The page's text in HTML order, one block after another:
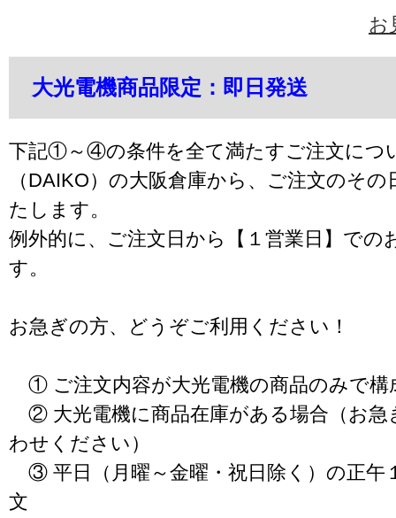
お
大光電機商品限定：即日発送
下記①～④の条件を全て満たすご注文につ
（DAIKO）の大阪倉庫から、ご注文のそ
たします。
例外的に、ご注文日から【１営業日】での
す。
お急ぎの方、どうぞご利用ください！
① ご注文内容が大光電機の商品のみで構
② 大光電機に商品在庫がある場合（お急
わせください）
③ 平日（月曜～金曜・祝日除く）の正午
文